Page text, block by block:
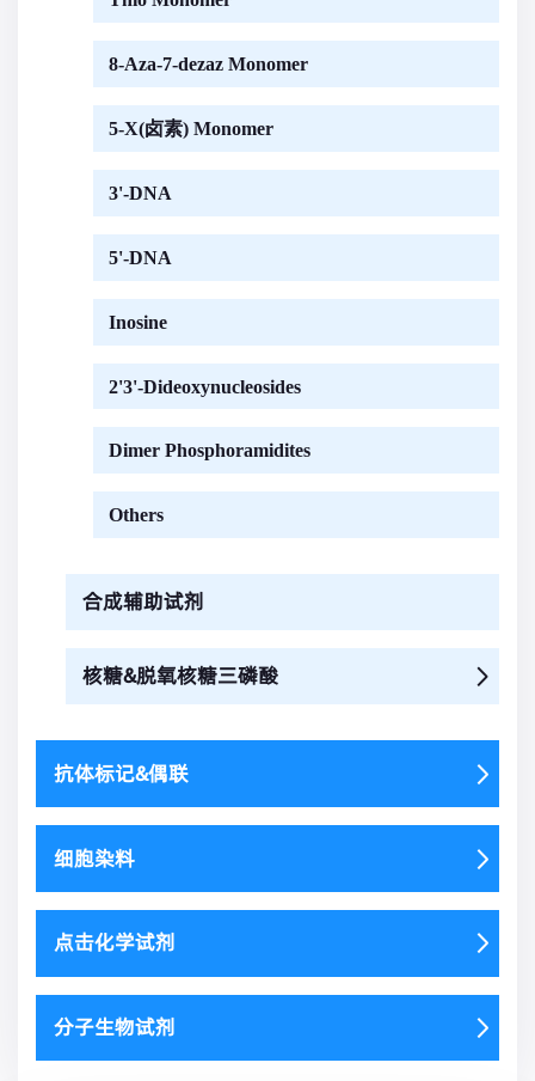
8-Aza-7-dezaz Monomer
5-X(卤素) Monomer
3'-DNA
5'-DNA
Inosine
2'3'-Dideoxynucleosides
Dimer Phosphoramidites
Others
合成辅助试剂
核糖&脱氧核糖三磷酸
抗体标记&偶联
细胞染料
点击化学试剂
分子生物试剂